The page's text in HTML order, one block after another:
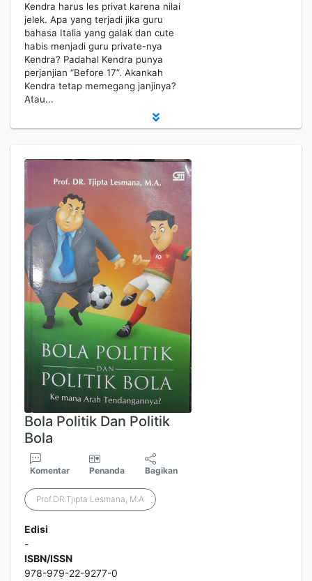
Kendra harus les privat karena nilai
jelek. Apa yang terjadi jika guru
bahasa Italia yang galak dan cute
habis menjadi guru private-nya
Kendra? Padahal Kendra punya
perjanjian “Before 17”. Akankah
Kendra tetap memegang janjinya?
Atau...
Bola Politik Dan Politik
Bola
Komentar Penanda Bagikan
Prof.DR.Tjipta Lesmana, M.A
Edisi
-
ISBN/ISSN
978-979-22-9277-0